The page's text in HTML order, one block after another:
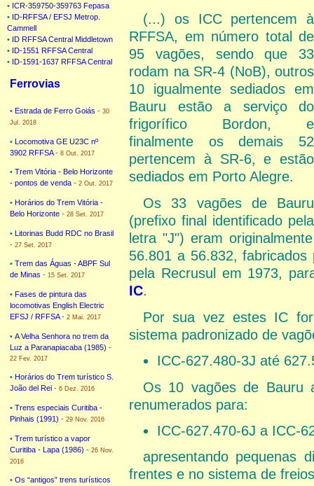
• ICR-359750-359763 Fepasa
•
ID-RFFSA / EFSJ Metrop.
Cammell
•
ID RFFSA Central Middletown
•
ID-1551 RFFSA Central
•
ID-1591-1637 RFFSA Central
Ferrovias
• Estrada de Ferro Goiás - 30
Jul. 2018
• Locomotiva GE U23C nº
3902 RFFSA- 8 Out. 2017
• Trem Vitória - Belo Horizonte
- pontos de venda - 2 Out. 2017
• Horários do Trem Vitória -
Belo Horizonte - 28 Set. 2017
• Litorinas Budd RDC no Brasil
- 27 Set. 2017
• Trem das Águas - ABPF Sul
de Minas - 15 Set. 2017
• Fases de pintura das
locomotivas English Electric
EFSJ / RFFSA- 2 Mai. 2017
• A Velha Senhora no trem da
Luz a Paranapiacaba (1985) -
22 Fev. 2017
• Horários do Trem turístico S.
João del Rei - 6 Dez. 2016
• Trens especiais Curitiba -
Pinhais (1991) - 29 Nov. 2016
• Trem turístico a vapor
Curitiba - Lapa (1986) - 26 Nov.
2016
• Os “antigos” trens turísticos
(...) os ICC pertencem à
RFFSA, em número total de
95 vagões, sendo que 33
rodam na SR-4 (NoB), outros
10 igualmente sediados em
Bauru estão a serviço do
frigorífico Bordon, e
finalmente os demais 52
pertencem à SR-6, e estão
sediados em Porto Alegre.
Os 33 vagões de Bauru
(prefixo final identificado pela
letra "J") eram
56.801 a 56.832,
pela Recrusul em 1973,
IC.
Por sua vez estes IC
sistema padronizado de
ICC-627.480-3J até
Os 10 vagões de Bauru
renumerados para:
ICC-627.470-6J a ICC-
apresentando pequenas
frentes e no sistema de